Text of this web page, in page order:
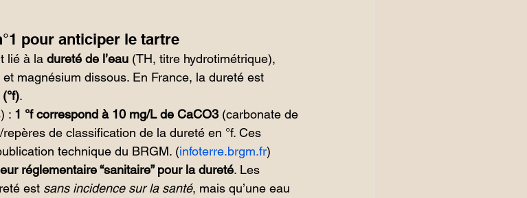
pour anticiper le tartre
lié à la dureté de l’eau (TH, titre hydrotimétrique),
magnésium dissous. En France, la dureté est
.
: 1 °f correspond à 10 mg/L de CaCO3 (carbonate de
de classification de la dureté en °f. Ces
technique du BRGM. (infoterre.brgm.fr)
réglementaire “sanitaire” pour la dureté. Les
est sans incidence sur la santé, mais qu’une eau